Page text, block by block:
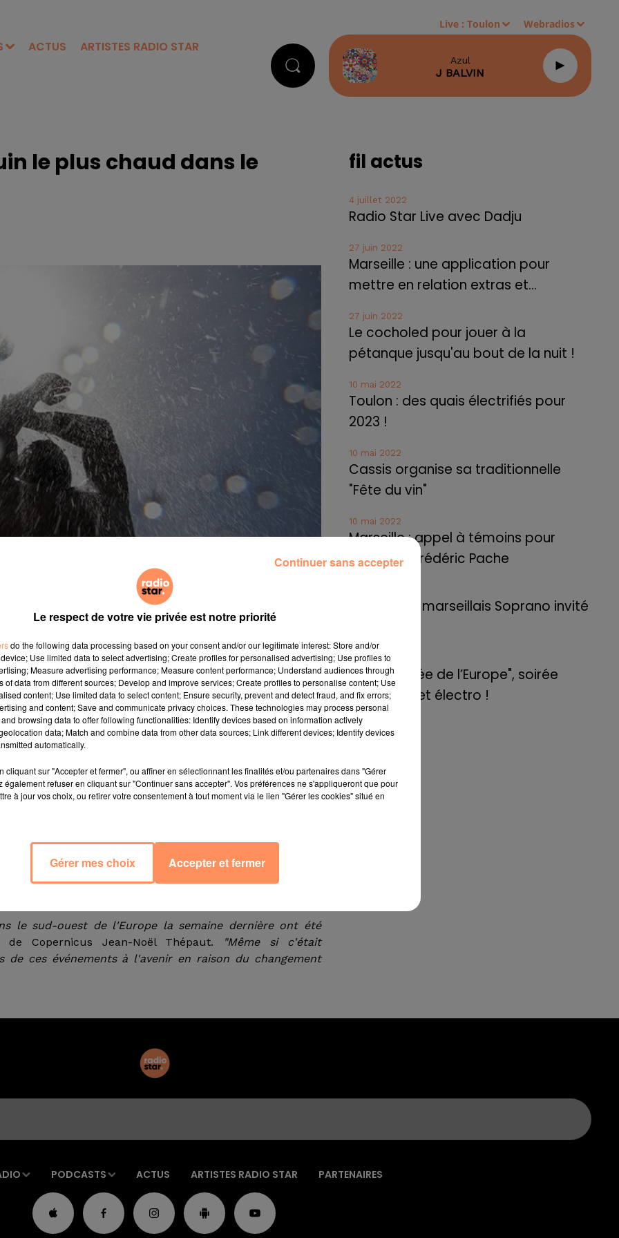
ACTUS ARTISTES RADIO STAR
Live :Toulon Webradios
Azul
J BALVIN
le plus chaud dans le
Europe de l'Ouest, a été le mois de juin le plus chaud
ce mardi. Selon ces données du service européen
est monté au mois de juin 0,1°C plus haut que le
c'est surtout l'Europe qui a eu chaud, avec une
plusieurs pays européens étouffés par la chaleur en
températures ont dépassé les normales saisonnières de
et en France, qui a atteint le record absolu de 45,9°C
ce record "directement" au changement climatique,
la canicule française a conclu mardi qu'elle était
pas altéré le climat. Combinant des données satellite et
a estimé que la température du mois de juin en
1850 et 1900.
le sud-ouest de l'Europe la semaine dernière ont été
Copernicus Jean-Noël Thépaut.
"Même si c'était
ces événements à l'avenir en raison du changement
fil actus
4 juillet 2022
Radio Star Live avec Dadju
27 juin 2022
Marseille : une application pour
mettre en relation extras et...
27 juin 2022
Le cocholed pour jouer à la
pétanque jusqu'au bout de la nuit !
10 mai 2022
Toulon : des quais électrifiés pour
2023 !
10 mai 2022
Cassis organise sa traditionnelle
"Fête du vin"
10 mai 2022
Marseille : appel à témoins pour
retrouver Frédéric Pache
Le rappeur marseillais Soprano invité
8 mai 2022
Aix : "Journée de l’Europe", soirée
danse et set électro !
PODCASTS ACTUS ARTISTES RADIO STAR PARTENAIRES
Le respect de votre vie privée est notre priorité
do the following data processing based on your consent and/or our legitimate interest: Store and/or
Use limited data to select advertising; Create profiles for personalised advertising; Use profiles to
Measure advertising performance; Measure content performance; Understand audiences through
of data from different sources; Develop and improve services; Create profiles to personalise content; Use
content; Use limited data to select content; Ensure security, prevent and detect fraud, and fix errors;
and content; Save and communicate privacy choices. These technologies may process personal
browsing data to offer following functionalities: Identify devices based on information actively
data; Match and combine data from other data sources; Link different devices; Identify devices
automatically.
cliquant sur "Accepter et fermer", ou affiner en sélectionnant les finalités et/ou partenaires dans "Gérer
également refuser en cliquant sur "Continuer sans accepter". Vos préférences ne s'appliqueront que pour
à jour vos choix, ou retirer votre consentement à tout moment via le lien "Gérer les cookies" situé en
Gérer mes choix Accepter et fermer
Continuer sans accepter